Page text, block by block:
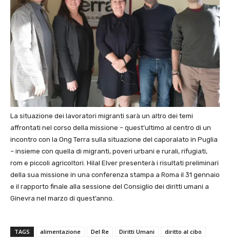
La situazione dei lavoratori migranti sarà un altro dei temi
affrontati nel corso della missione – quest’ultimo al centro di un
incontro con la Ong Terra sulla situazione del caporalato in Puglia
– insieme con quella di migranti, poveri urbani e rurali, rifugiati,
rom e piccoli agricoltori. Hilal Elver presenterà i risultati preliminari
della sua missione in una conferenza stampa a Roma il 31 gennaio
e il rapporto finale alla sessione del Consiglio dei diritti umani a
Ginevra nel marzo di quest’anno.
TAGS alimentazione Del Re Diritti Umani
diritto al cibo